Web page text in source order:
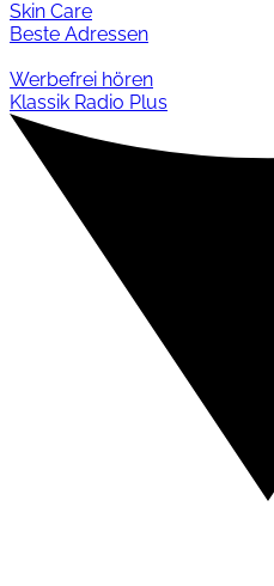
Skin Care
Beste Adressen
Werbefrei hören
Klassik Radio Plus